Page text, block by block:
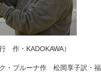
・KADOKAWA）
ブルーナ作 松岡享子訳・福